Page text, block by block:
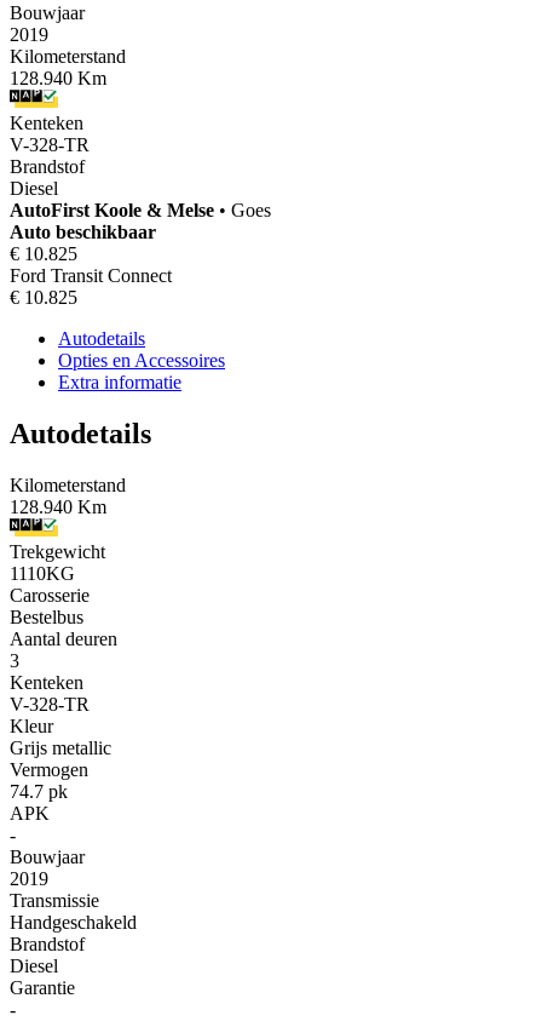
Bouwjaar
2019
Kilometerstand
128.940 Km
Kenteken
V-328-TR
Brandstof
Diesel
AutoFirst Koole & Melse • Goes
Auto beschikbaar
€ 10.825
Ford Transit Connect
€ 10.825
Autodetails
Opties en Accessoires
Extra informatie
Autodetails
Kilometerstand
128.940 Km
Trekgewicht
1110KG
Carosserie
Bestelbus
Aantal deuren
3
Kenteken
V-328-TR
Kleur
Grijs metallic
Vermogen
74.7 pk
APK
-
Bouwjaar
2019
Transmissie
Handgeschakeld
Brandstof
Diesel
Garantie
-